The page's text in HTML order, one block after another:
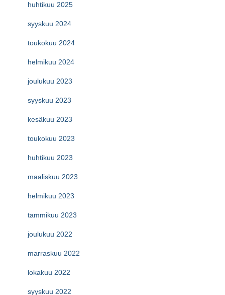
huhtikuu 2025
syyskuu 2024
toukokuu 2024
helmikuu 2024
joulukuu 2023
syyskuu 2023
kesäkuu 2023
toukokuu 2023
huhtikuu 2023
maaliskuu 2023
helmikuu 2023
tammikuu 2023
joulukuu 2022
marraskuu 2022
lokakuu 2022
syyskuu 2022